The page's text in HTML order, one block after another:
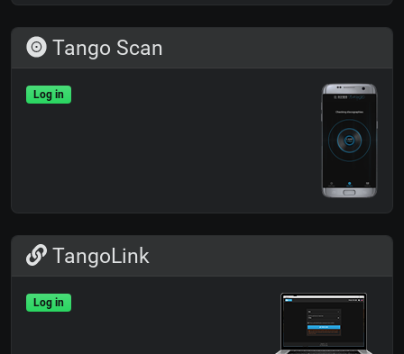
Tango Scan
Log in
TangoLink
Log in